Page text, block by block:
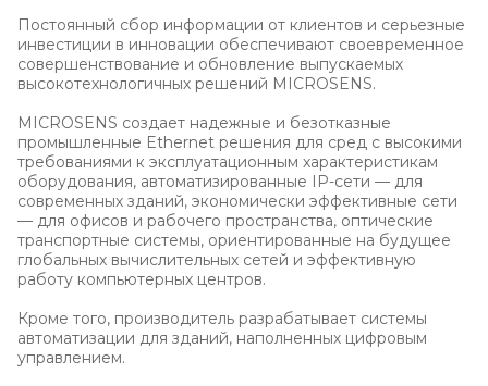
Постоянный сбор информации от клиентов и серьезные
инвестиции в инновации обеспечивают своевременное
совершенствование и обновление выпускаемых
высокотехнологичных решений MICROSENS.
MICROSENS создает надежные и безотказные
промышленные Ethernet решения для сред с высокими
требованиями к эксплуатационным характеристикам
оборудования, автоматизированные IP-сети — для
современных зданий, экономически эффективные сети
— для офисов и рабочего пространства, оптические
транспортные системы, ориентированные на будущее
глобальных вычислительных сетей и эффективную
работу компьютерных центров.
Кроме того, производитель разрабатывает системы
автоматизации для зданий, наполненных цифровым
управлением.